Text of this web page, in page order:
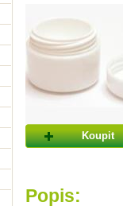
Koupit
Popis: